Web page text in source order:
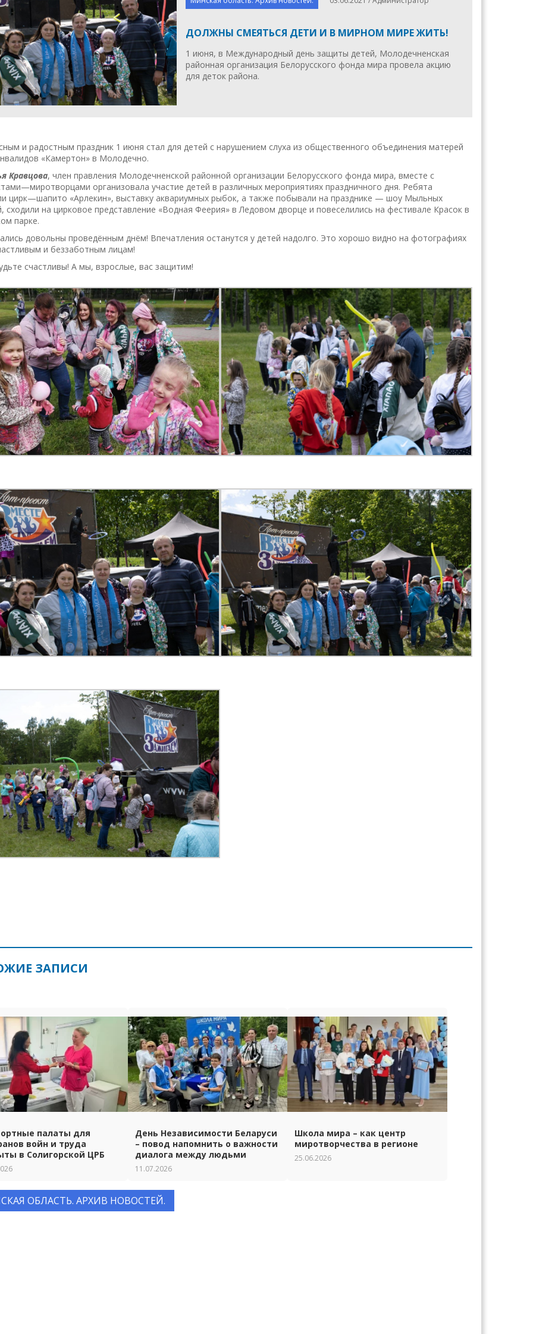
ДОЛЖНЫ СМЕЯТЬСЯ ДЕТИ И В МИРНОМ МИРЕ ЖИТЬ!
1 июня, в Международный день защиты детей, Молодечненская
районная организация Белорусского фонда мира провела акцию
для деток района.
и радостным праздник 1 июня стал для детей с нарушением слуха из общественного объединения матерей
«Камертон» в Молодечно.
Кравцова, член правления Молодечненской районной организации Белорусского фонда мира, вместе с
организовала участие детей в различных мероприятиях праздничного дня. Ребята
цирк—шапито «Арлекин», выставку аквариумных рыбок, а также побывали на празднике — шоу Мыльных
сходили на цирковое представление «Водная Феерия» в Ледовом дворце и повеселились на фестивале Красок в
парке.
довольны проведённым днём! Впечатления останутся у детей надолго. Это хорошо видно на фотографиях
и беззаботным лицам!
счастливы! А мы, взрослые, вас защитим!
ЗАПИСИ
палаты для
войн и труда
в Солигорской ЦРБ
День Независимости Беларуси
– повод напомнить о важности
диалога между людьми
11.07.2026
Школа мира – как центр
миротворчества в регионе
25.06.2026
ОБЛАСТЬ. АРХИВ НОВОСТЕЙ.